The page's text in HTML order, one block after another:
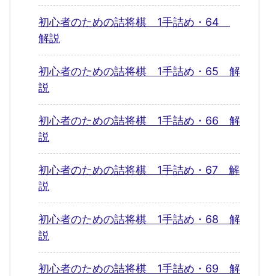
初心者のための詰将棋 1手詰め・64
解説
初心者のための詰将棋 1手詰め・65 解
説
初心者のための詰将棋 1手詰め・66 解
説
初心者のための詰将棋 1手詰め・67 解
説
初心者のための詰将棋 1手詰め・68 解
説
初心者のための詰将棋 1手詰め・69 解